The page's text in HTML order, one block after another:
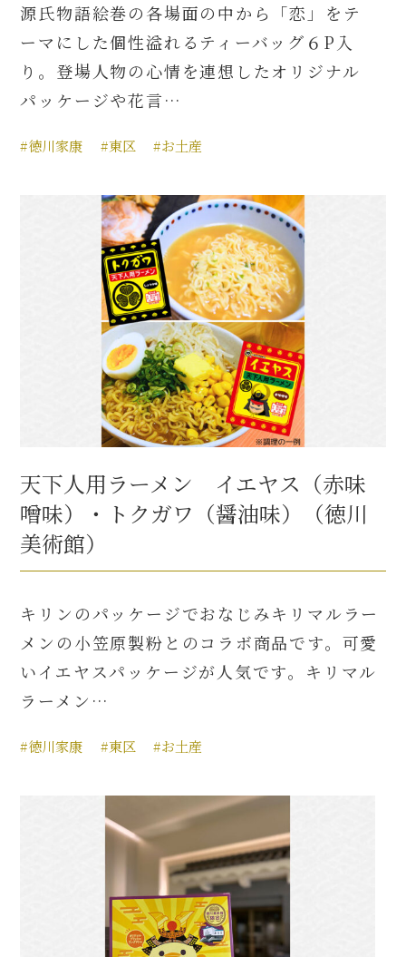
源氏物語絵巻の各場面の中から「恋」をテ
ーマにした個性溢れるティーバッグ６P入
り。登場人物の心情を連想したオリジナル
パッケージや花言…
#徳川家康 #東区 #お土産
天下人用ラーメン イエヤス（赤味
噌味）・トクガワ（醤油味）（徳川
美術館）
キリンのパッケージでおなじみキリマルラー
メンの小笠原製粉とのコラボ商品です。可愛
いイエヤスパッケージが人気です。キリマル
ラーメン…
#徳川家康 #東区 #お土産